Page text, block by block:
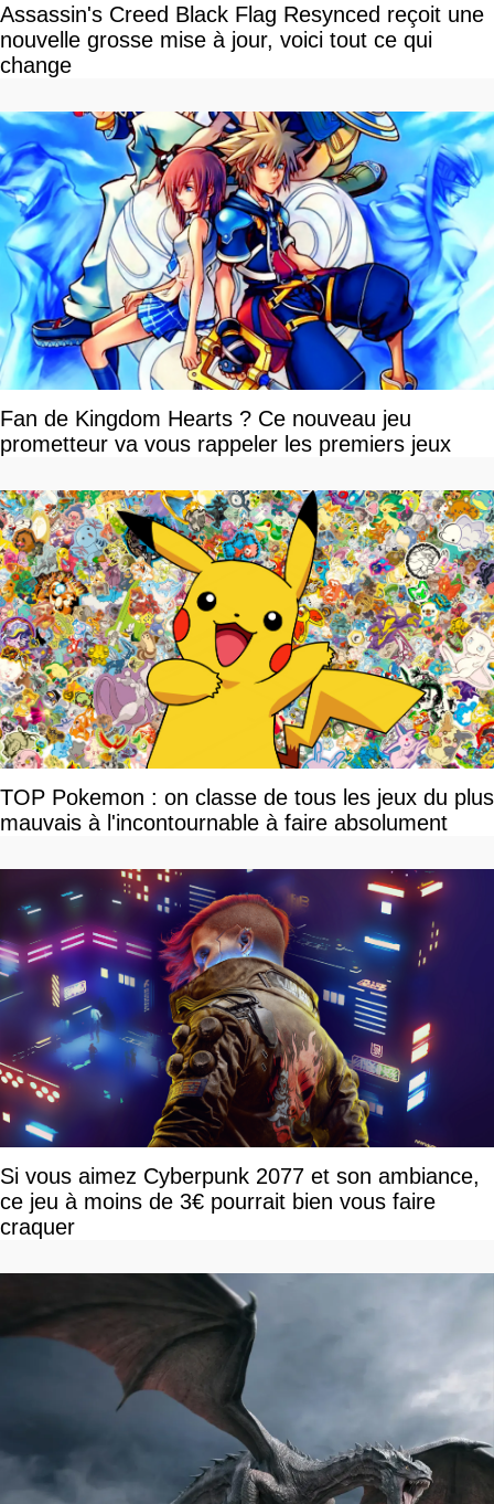
Assassin's Creed Black Flag Resynced reçoit une
nouvelle grosse mise à jour, voici tout ce qui
change
Fan de Kingdom Hearts ? Ce nouveau jeu
prometteur va vous rappeler les premiers jeux
TOP Pokemon : on classe de tous les jeux du plus
mauvais à l'incontournable à faire absolument
Si vous aimez Cyberpunk 2077 et son ambiance,
ce jeu à moins de 3€ pourrait bien vous faire
craquer